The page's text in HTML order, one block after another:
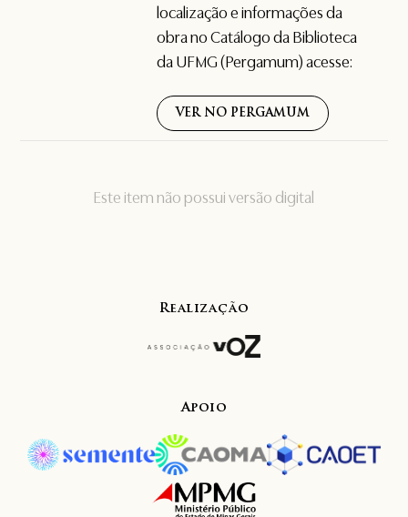
Este item não possui versão digital
localização e informações da
obra no Catálogo da Biblioteca
da UFMG (Pergamum) acesse:
VER NO PERGAMUM
Realização
Apoio